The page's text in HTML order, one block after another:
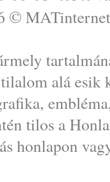
© MATinternet
alá esik
tilos a
honlapon